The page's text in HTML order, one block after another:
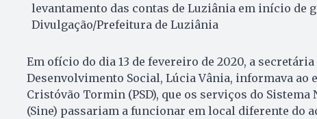
levantamento das contas de Luziânia em início de
Divulgação/Prefeitura de Luziânia
Em ofício do dia 13 de fevereiro de 2020, a secretária
Desenvolvimento Social, Lúcia Vânia, informava ao
Cristóvão Tormin (PSD), que os serviços do Sistema
(Sine) passariam a funcionar em local diferente do